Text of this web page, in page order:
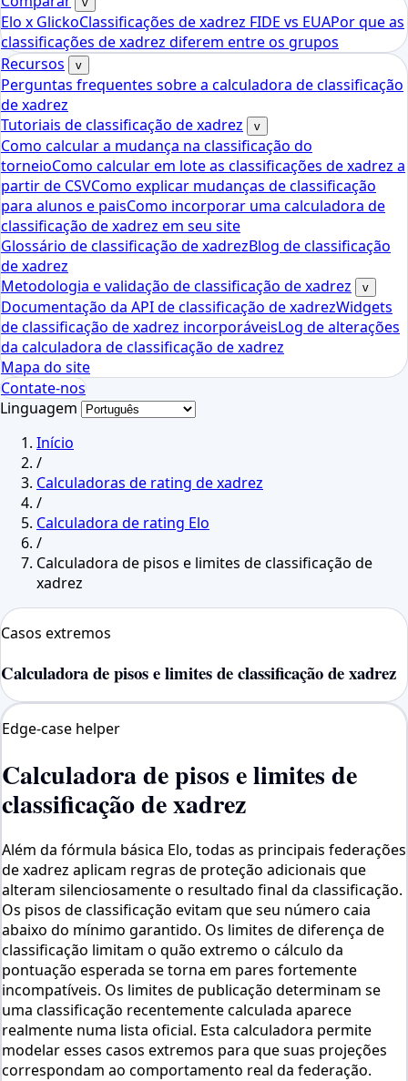
Elo x GlickoClassificações de xadrez FIDE vs EUAPor que as
classificações de xadrez diferem entre os grupos
Recursos
v
Perguntas frequentes sobre a calculadora de classificação
de xadrez
Tutoriais de classificação de xadrez
v
Como calcular a mudança na classificação do
torneioComo calcular em lote as classificações de xadrez a
partir de CSVComo explicar mudanças de classificação
para alunos e paisComo incorporar uma calculadora de
classificação de xadrez em seu site
Glossário de classificação de xadrezBlog de classificação
de xadrez
Metodologia e validação de classificação de xadrez
v
Documentação da API de classificação de xadrezWidgets
de classificação de xadrez incorporáveisLog de alterações
da calculadora de classificação de xadrez
Mapa do site
Contate-nos
Linguagem
Início
/
Calculadoras de rating de xadrez
/
Calculadora de rating Elo
/
Calculadora de pisos e limites de classificação de
xadrez
Casos extremos
Calculadora de pisos e limites de classificação de xadrez
Edge-case helper
Calculadora de pisos e limites de
classificação de xadrez
Além da fórmula básica Elo, todas as principais federações
de xadrez aplicam regras de proteção adicionais que
alteram silenciosamente o resultado final da classificação.
Os pisos de classificação evitam que seu número caia
abaixo do mínimo garantido. Os limites de diferença de
classificação limitam o quão extremo o cálculo da
pontuação esperada se torna em pares fortemente
incompatíveis. Os limites de publicação determinam se
uma classificação recentemente calculada aparece
realmente numa lista oficial. Esta calculadora permite
modelar esses casos extremos para que suas projeções
correspondam ao comportamento real da federação.